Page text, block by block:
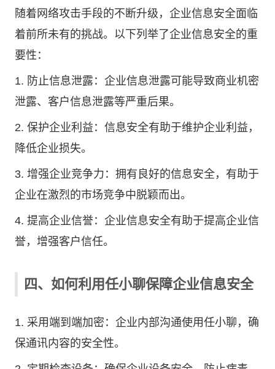
随着网络攻击手段的不断升级，企业信息安全面临
着前所未有的挑战。以下列举了企业信息安全的重
要性：
1. 防止信息泄露：企业信息泄露可能导致商业机密
泄露、客户信息泄露等严重后果。
2. 保护企业利益：信息安全有助于维护企业利益，
降低企业损失。
3. 增强企业竞争力：拥有良好的信息安全，有助于
企业在激烈的市场竞争中脱颖而出。
4. 提高企业信誉：企业信息安全有助于提高企业信
誉，增强客户信任。
四、如何利用任小聊保障企业信息安全
1. 采用端到端加密：企业内部沟通使用任小聊，确
保通讯内容的安全性。